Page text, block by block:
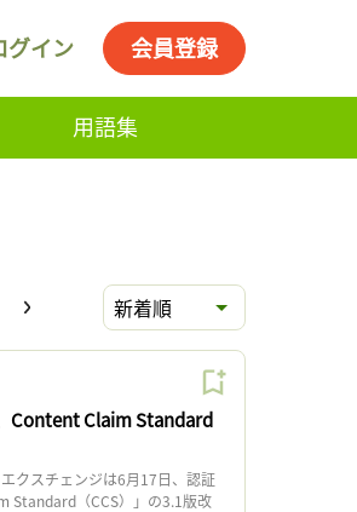
グイン 会員登録
用語集
新着順
Content Claim Standard
クスチェンジは6月17日、認証
Standard（CCS）」の3.1版改